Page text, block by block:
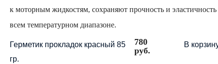
к моторным жидкостям, сохраняют прочность и эластичность
всем температурном диапазоне.
Герметик прокладок красный 85
гр.
780
руб.
В